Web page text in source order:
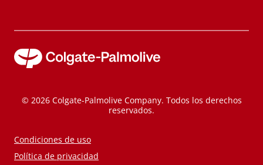
© 2026 Colgate-Palmolive Company. Todos los derechos
reservados.
Condiciones de uso
Política de privacidad